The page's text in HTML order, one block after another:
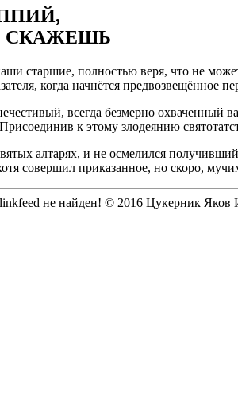
СКАЖЕШЬ
старшие, полностью веря, что не
когда начнётся предвозвещённое
всегда безмерно охваченный
к этому злодеянию
алтарях, и не осмелился
совершил приказанное, но скоро,
не найден! © 2016 Цукерник Яков